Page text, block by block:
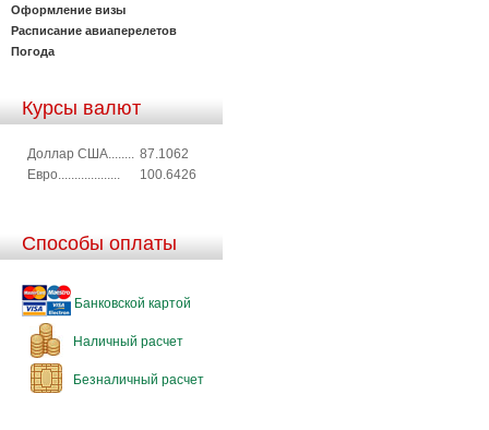
Оформление визы
Расписание авиаперелетов
Погода
Курсы валют
Доллар США........ 87.1062
Евро...................
100.6426
Способы оплаты
Банковской картой
Наличный расчет
Безналичный расчет